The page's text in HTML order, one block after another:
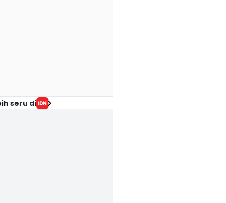
seru di